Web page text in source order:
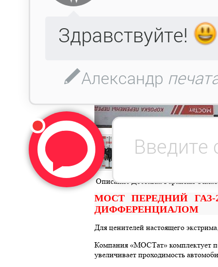
Описание Доставка Гарантия
МОСТ ПЕРЕДНИЙ ГАЗ-
ДИФФЕРЕНЦИАЛОМ
Для ценителей настоящего
Компания «МОСТат» комплектует
увеличивает проходимость